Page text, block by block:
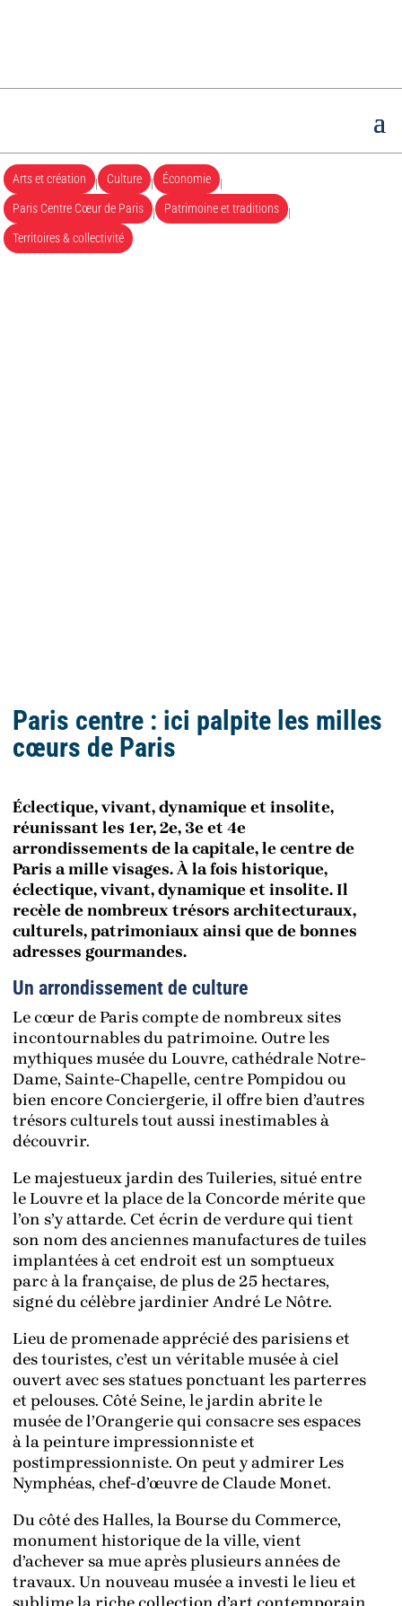
Arts et création | Culture | Économie
|
Paris Centre Cœur de Paris
| Patrimoine et traditions
|
Territoires & collectivité
Paris centre : ici palpite les milles
cœurs de Paris
Éclectique, vivant, dynamique et insolite,
réunissant les 1er, 2e, 3e et 4e
arrondissements de la capitale, le centre de
Paris a mille visages. À la fois historique,
éclectique, vivant, dynamique et insolite. Il
recèle de nombreux trésors architecturaux,
culturels, patrimoniaux ainsi que de bonnes
adresses gourmandes.
Un arrondissement de culture
Le cœur de Paris compte de nombreux sites
incontournables du patrimoine. Outre les
mythiques musée du Louvre, cathédrale Notre-
Dame, Sainte-Chapelle, centre Pompidou ou
bien encore Conciergerie, il offre bien d’autres
trésors culturels tout aussi inestimables à
découvrir.
Le majestueux jardin des Tuileries, situé entre
le Louvre et la place de la Concorde mérite que
l’on s’y attarde. Cet écrin de verdure qui tient
son nom des anciennes manufactures de tuiles
implantées à cet endroit est un somptueux
parc à la française, de plus de 25 hectares,
signé du célèbre jardinier André Le Nôtre.
Lieu de promenade apprécié des parisiens et
des touristes, c’est un véritable musée à ciel
ouvert avec ses statues ponctuant les parterres
et pelouses. Côté Seine, le jardin abrite le
musée de l’Orangerie qui consacre ses espaces
à la peinture impressionniste et
postimpressionniste. On peut y admirer Les
Nymphéas, chef-d’œuvre de Claude Monet.
Du côté des Halles, la Bourse du Commerce,
monument historique de la ville, vient
d’achever sa mue après plusieurs années de
travaux. Un nouveau musée a investi le lieu et